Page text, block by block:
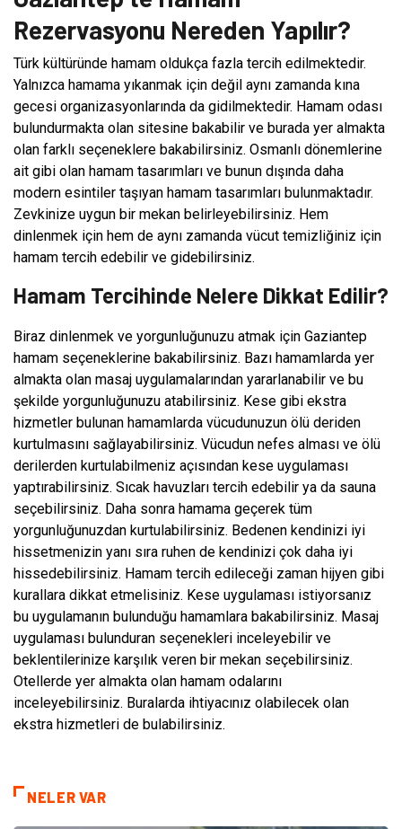
Rezervasyonu Nereden Yapılır?
Türk kültüründe hamam oldukça fazla tercih edilmektedir.
Yalnızca hamama yıkanmak için değil aynı zamanda kına
gecesi organizasyonlarında da gidilmektedir. Hamam odası
bulundurmakta olan sitesine bakabilir ve burada yer almakta
olan farklı seçeneklere bakabilirsiniz. Osmanlı dönemlerine
ait gibi olan hamam tasarımları ve bunun dışında daha
modern esintiler taşıyan hamam tasarımları bulunmaktadır.
Zevkinize uygun bir mekan belirleyebilirsiniz. Hem
dinlenmek için hem de aynı zamanda vücut temizliğiniz için
hamam tercih edebilir ve gidebilirsiniz.
Hamam Tercihinde Nelere Dikkat Edilir?
Biraz dinlenmek ve yorgunluğunuzu atmak için Gaziantep
hamam seçeneklerine bakabilirsiniz. Bazı hamamlarda yer
almakta olan masaj uygulamalarından yararlanabilir ve bu
şekilde yorgunluğunuzu atabilirsiniz. Kese gibi ekstra
hizmetler bulunan hamamlarda vücudunuzun ölü deriden
kurtulmasını sağlayabilirsiniz. Vücudun nefes alması ve ölü
derilerden kurtulabilmeniz açısından kese uygulaması
yaptırabilirsiniz. Sıcak havuzları tercih edebilir ya da sauna
seçebilirsiniz. Daha sonra hamama geçerek tüm
yorgunluğunuzdan kurtulabilirsiniz. Bedenen kendinizi iyi
hissetmenizin yanı sıra ruhen de kendinizi çok daha iyi
hissedebilirsiniz. Hamam tercih edileceği zaman hijyen gibi
kurallara dikkat etmelisiniz. Kese uygulaması istiyorsanız
bu uygulamanın bulunduğu hamamlara bakabilirsiniz. Masaj
uygulaması bulunduran seçenekleri inceleyebilir ve
beklentilerinize karşılık veren bir mekan seçebilirsiniz.
Otellerde yer almakta olan hamam odalarını
inceleyebilirsiniz. Buralarda ihtiyacınız olabilecek olan
ekstra hizmetleri de bulabilirsiniz.
NELER VAR